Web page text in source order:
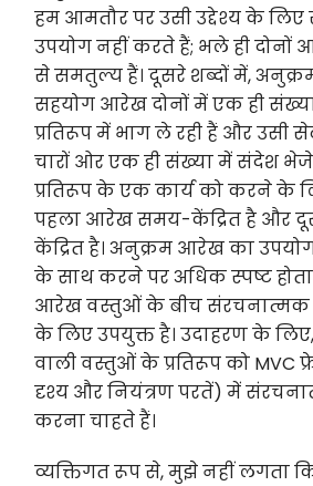
हम आमतौर पर उसी उद्देश्य के
उपयोग नहीं करते हैं; भले ही दोनों
से समतुल्य हैं। दूसरे शब्दों में,
सहयोग आरेख दोनों में एक ही
प्रतिरूप में भाग ले रही हैं और
चारों ओर एक ही संख्या में संदेश भेजे
प्रतिरूप के एक कार्य को करने के
पहला आरेख समय-केंद्रित है और
केंद्रित है। अनुक्रम आरेख का
के साथ करने पर अधिक स्पष्ट
आरेख वस्तुओं के बीच संरचनात्मक
के लिए उपयुक्त है। उदाहरण के
वाली वस्तुओं के प्रतिरूप को MVC
दृश्य और नियंत्रण परतें) में
करना चाहते हैं।
व्यक्तिगत रूप से, मुझे नहीं लगता